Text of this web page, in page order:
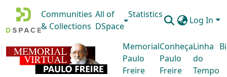
Communities
& Collections
All of
DSpace
Statistics
Log In
Memorial
Paulo
Freire
Conheça
Paulo
Freire
Linha
do
Tempo